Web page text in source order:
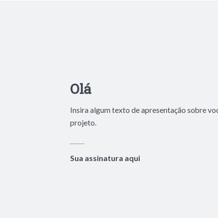
Olá
Insira algum texto de apresentação sobre
projeto.
Sua assinatura aqui